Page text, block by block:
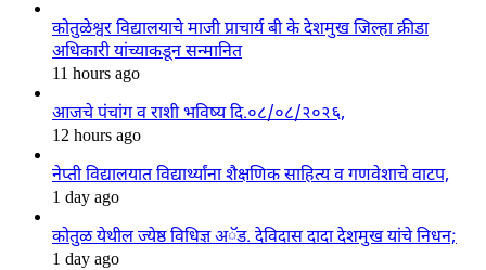
कोतुळेश्वर विद्यालयाचे माजी प्राचार्य बी के देशमुख जिल्हा क्रीडा
अधिकारी यांच्याकडून सन्मानित
11 hours ago
आजचे पंचांग व राशी भविष्य दि.०८/०८/२०२६,
12 hours ago
नेप्ती विद्यालयात विद्यार्थ्यांना शैक्षणिक साहित्य व गणवेशाचे वाटप,
1 day ago
कोतुळ येथील ज्येष्ठ विधिज्ञ अॅड. देविदास दादा देशमुख यांचे निधन;
1 day ago